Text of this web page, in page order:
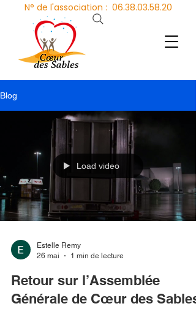
N° de l'association : 06.38.03.58.20
Blog
Load video
Estelle Remy
26 mai
1 min de lecture
Retour sur l’Assemblée
Générale de Cœur des Sables